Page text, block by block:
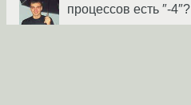
процессов есть ″-4″?